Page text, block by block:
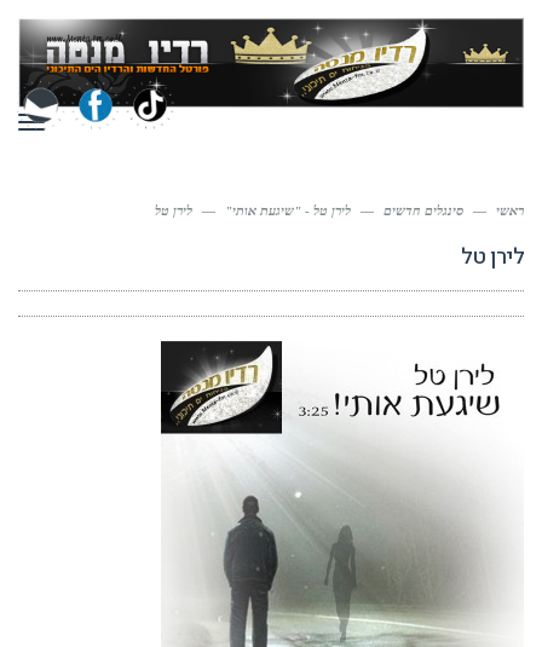
ראשי — סינגלים חדשים — לירן טל - "שיגעת אותי" — לירן טל
לירן טל